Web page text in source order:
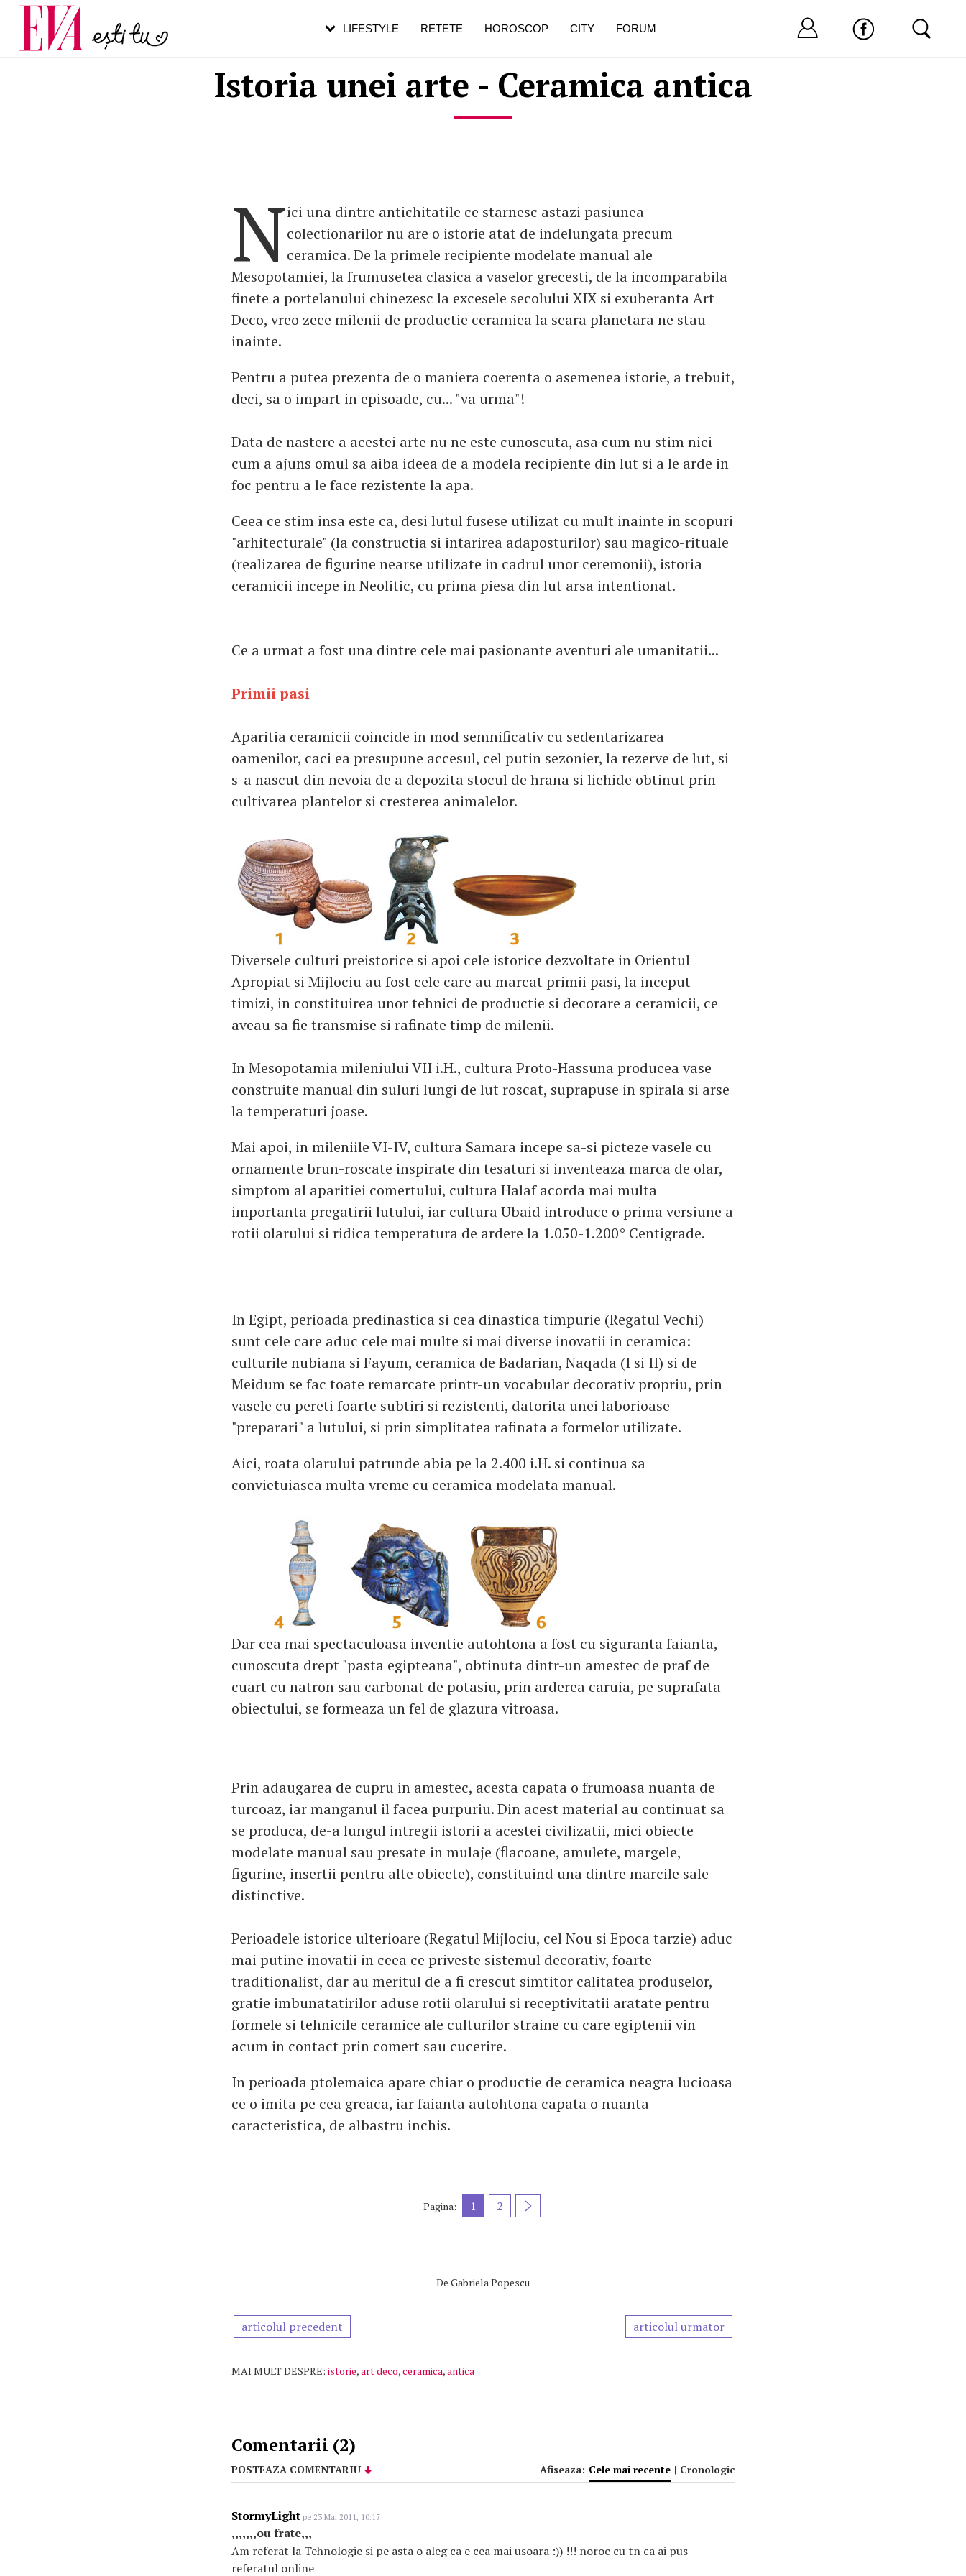
Istoria unei arte - Ceramica antica
Nici una dintre antichitatile ce starnesc astazi pasiunea
colectionarilor nu are o istorie atat de indelungata precum
ceramica. De la primele recipiente modelate manual ale
Mesopotamiei, la frumusetea clasica a vaselor grecesti, de la incomparabila
finete a portelanului chinezesc la excesele secolului XIX si exuberanta Art
Deco, vreo zece milenii de productie ceramica la scara planetara ne stau
inainte.
Pentru a putea prezenta de o maniera coerenta o asemenea istorie, a trebuit,
deci, sa o impart in episoade, cu... "va urma"!
Data de nastere a acestei arte nu ne este cunoscuta, asa cum nu stim nici
cum a ajuns omul sa aiba ideea de a modela recipiente din lut si a le arde in
foc pentru a le face rezistente la apa.
Ceea ce stim insa este ca, desi lutul fusese utilizat cu mult inainte in scopuri
"arhitecturale" (la constructia si intarirea adaposturilor) sau magico-rituale
(realizarea de figurine nearse utilizate in cadrul unor ceremonii), istoria
ceramicii incepe in Neolitic, cu prima piesa din lut arsa intentionat.
Ce a urmat a fost una dintre cele mai pasionante aventuri ale umanitatii...
Primii pasi
Aparitia ceramicii coincide in mod semnificativ cu sedentarizarea
oamenilor, caci ea presupune accesul, cel putin sezonier, la rezerve de lut, si
s-a nascut din nevoia de a depozita stocul de hrana si lichide obtinut prin
cultivarea plantelor si cresterea animalelor.
Diversele culturi preistorice si apoi cele istorice dezvoltate in Orientul
Apropiat si Mijlociu au fost cele care au marcat primii pasi, la inceput
timizi, in constituirea unor tehnici de productie si decorare a ceramicii, ce
aveau sa fie transmise si rafinate timp de milenii.
In Mesopotamia mileniului VII i.H., cultura Proto-Hassuna producea vase
construite manual din suluri lungi de lut roscat, suprapuse in spirala si arse
la temperaturi joase.
Mai apoi, in mileniile VI-IV, cultura Samara incepe sa-si picteze vasele cu
ornamente brun-roscate inspirate din tesaturi si inventeaza marca de olar,
simptom al aparitiei comertului, cultura Halaf acorda mai multa
importanta pregatirii lutului, iar cultura Ubaid introduce o prima versiune a
rotii olarului si ridica temperatura de ardere la 1.050-1.200° Centigrade.
In Egipt, perioada predinastica si cea dinastica timpurie (Regatul Vechi)
sunt cele care aduc cele mai multe si mai diverse inovatii in ceramica:
culturile nubiana si Fayum, ceramica de Badarian, Naqada (I si II) si de
Meidum se fac toate remarcate printr-un vocabular decorativ propriu, prin
vasele cu pereti foarte subtiri si rezistenti, datorita unei laborioase
"preparari" a lutului, si prin simplitatea rafinata a formelor utilizate.
Aici, roata olarului patrunde abia pe la 2.400 i.H. si continua sa
convietuiasca multa vreme cu ceramica modelata manual.
Dar cea mai spectaculoasa inventie autohtona a fost cu siguranta faianta,
cunoscuta drept "pasta egipteana", obtinuta dintr-un amestec de praf de
cuart cu natron sau carbonat de potasiu, prin arderea caruia, pe suprafata
obiectului, se formeaza un fel de glazura vitroasa.
Prin adaugarea de cupru in amestec, acesta capata o frumoasa nuanta de
turcoaz, iar manganul il facea purpuriu. Din acest material au continuat sa
se produca, de-a lungul intregii istorii a acestei civilizatii, mici obiecte
modelate manual sau presate in mulaje (flacoane, amulete, margele,
figurine, insertii pentru alte obiecte), constituind una dintre marcile sale
distinctive.
Perioadele istorice ulterioare (Regatul Mijlociu, cel Nou si Epoca tarzie) aduc
mai putine inovatii in ceea ce priveste sistemul decorativ, foarte
traditionalist, dar au meritul de a fi crescut simtitor calitatea produselor,
gratie imbunatatirilor aduse rotii olarului si receptivitatii aratate pentru
formele si tehnicile ceramice ale culturilor straine cu care egiptenii vin
acum in contact prin comert sau cucerire.
In perioada ptolemaica apare chiar o productie de ceramica neagra lucioasa
ce o imita pe cea greaca, iar faianta autohtona capata o nuanta
caracteristica, de albastru inchis.
Pagina: 1 2
De Gabriela Popescu
articolul precedent articolul urmator
MAI MULT DESPRE: istorie,art deco,ceramica,antica
Comentarii (2)
POSTEAZA COMENTARIU Afiseaza: Cele mai recente | Cronologic
StormyLight pe 23 Mai 2011, 10:17
,,,,,,,ou frate,,,
Am referat la Tehnologie si pe asta o aleg ca e cea mai usoara :)) !!! noroc cu tn ca ai pus
referatul online
LIFESTYLE RETETE HOROSCOP CITY FORUM Nu ai cont?
Carieră
Actualitate
pe măsură ce înaintezi în vârstă
de dureroasă este investigația